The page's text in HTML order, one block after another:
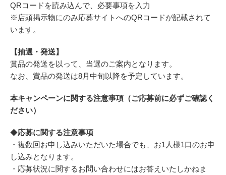
QRコードを読み込んで、必要事項を入力
※店頭掲示物にのみ応募サイトへのQRコードが記載されて
います。
【抽選・発送】
賞品の発送を以って、当選のご案内となります。
なお、賞品の発送は8月中旬以降を予定しています。
本キャンペーンに関する注意事項（ご応募前に必ずご確認く
ださい）
◆応募に関する注意事項
・複数回お申し込みいただいた場合でも、お1人様1口のお申
し込みとなります。
・応募状況に関するお問い合わせにはお答えいたしかねま